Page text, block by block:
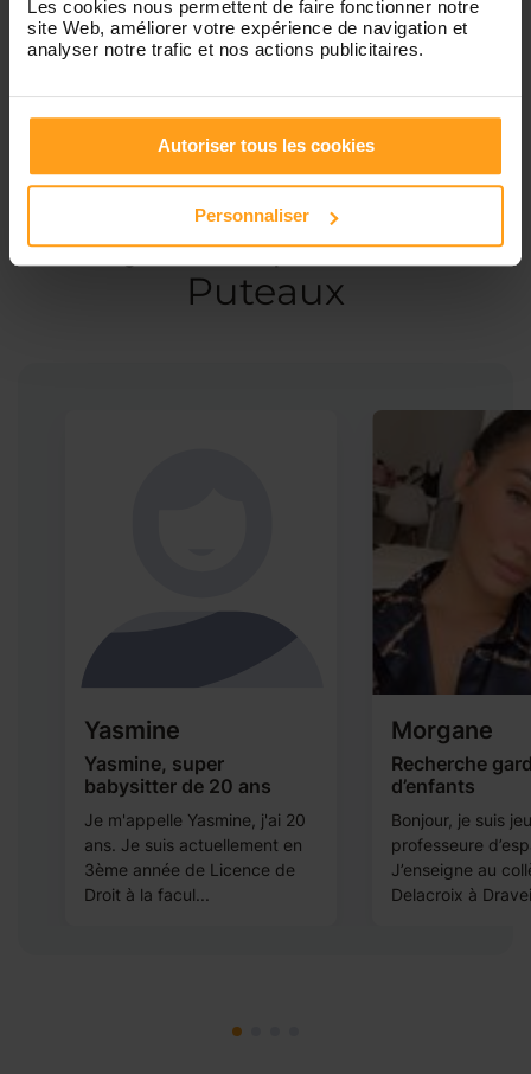
Les cookies nous permettent de faire fonctionner notre
site Web, améliorer votre expérience de navigation et
analyser notre trafic et nos actions publicitaires.
Autoriser tous les cookies
Personnaliser
Garde d’enfants
Babysitters proches de
Puteaux
Yasmine
Yasmine, super
babysitter de 20 ans
Je m'appelle Yasmine, j'ai 20
ans. Je suis actuellement en
3ème année de Licence de
Droit à la facul...
Morgane
Recherche
d’enfants
Bonjour, je suis
professeure
J’enseigne au
Delacroix à